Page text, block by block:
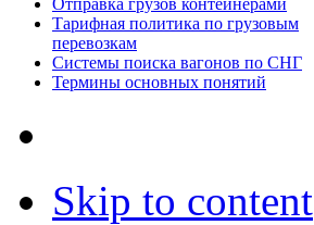
Отправка грузов контейнерами
Тарифная политика по грузовым
перевозкам
Системы поиска вагонов по СНГ
Термины основных понятий
Skip to content